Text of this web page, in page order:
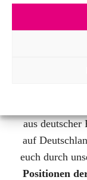
die
und
aus deutscher
auf
euch durch
Positionen